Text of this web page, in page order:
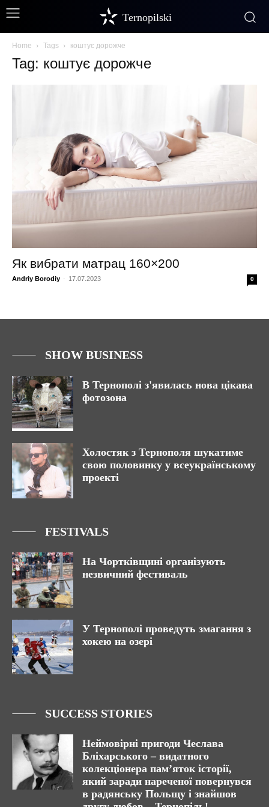
Ternopilski
Home Tags коштує дорожче
Tag: коштує дорожче
Як вибрати матрац 160×200
Andriy Borodiy - 17.07.2023 0
SHOW BUSINESS
В Тернополі з'явилась нова цікава
фотозона
Холостяк з Тернополя шукатиме
свою половинку у всеукраїнському
проекті
FESTIVALS
На Чортківщині організують
незвичний фестиваль
У Тернополі проведуть змагання з
хокею на озері
SUCCESS STORIES
Неймовірні пригоди Чеслава
Бліхарського – видатного
колекціонера пам’яток історії,
який заради нареченої повернувся
в радянську Польщу і знайшов